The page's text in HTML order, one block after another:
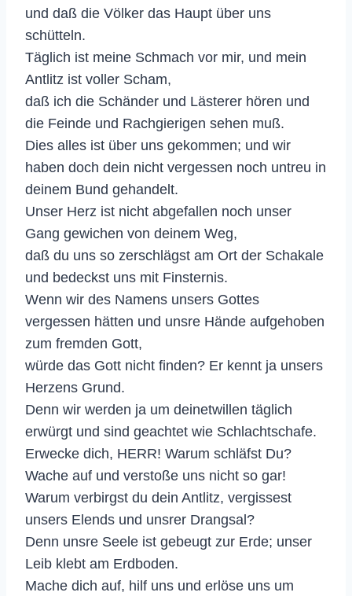
und daß die Völker das Haupt über uns
schütteln.
Täglich ist meine Schmach vor mir, und mein
Antlitz ist voller Scham,
daß ich die Schänder und Lästerer hören und
die Feinde und Rachgierigen sehen muß.
Dies alles ist über uns gekommen; und wir
haben doch dein nicht vergessen noch untreu in
deinem Bund gehandelt.
Unser Herz ist nicht abgefallen noch unser
Gang gewichen von deinem Weg,
daß du uns so zerschlägst am Ort der Schakale
und bedeckst uns mit Finsternis.
Wenn wir des Namens unsers Gottes
vergessen hätten und unsre Hände aufgehoben
zum fremden Gott,
würde das Gott nicht finden? Er kennt ja unsers
Herzens Grund.
Denn wir werden ja um deinetwillen täglich
erwürgt und sind geachtet wie Schlachtschafe.
Erwecke dich, HERR! Warum schläfst Du?
Wache auf und verstoße uns nicht so gar!
Warum verbirgst du dein Antlitz, vergissest
unsers Elends und unsrer Drangsal?
Denn unsre Seele ist gebeugt zur Erde; unser
Leib klebt am Erdboden.
Mache dich auf, hilf uns und erlöse uns um